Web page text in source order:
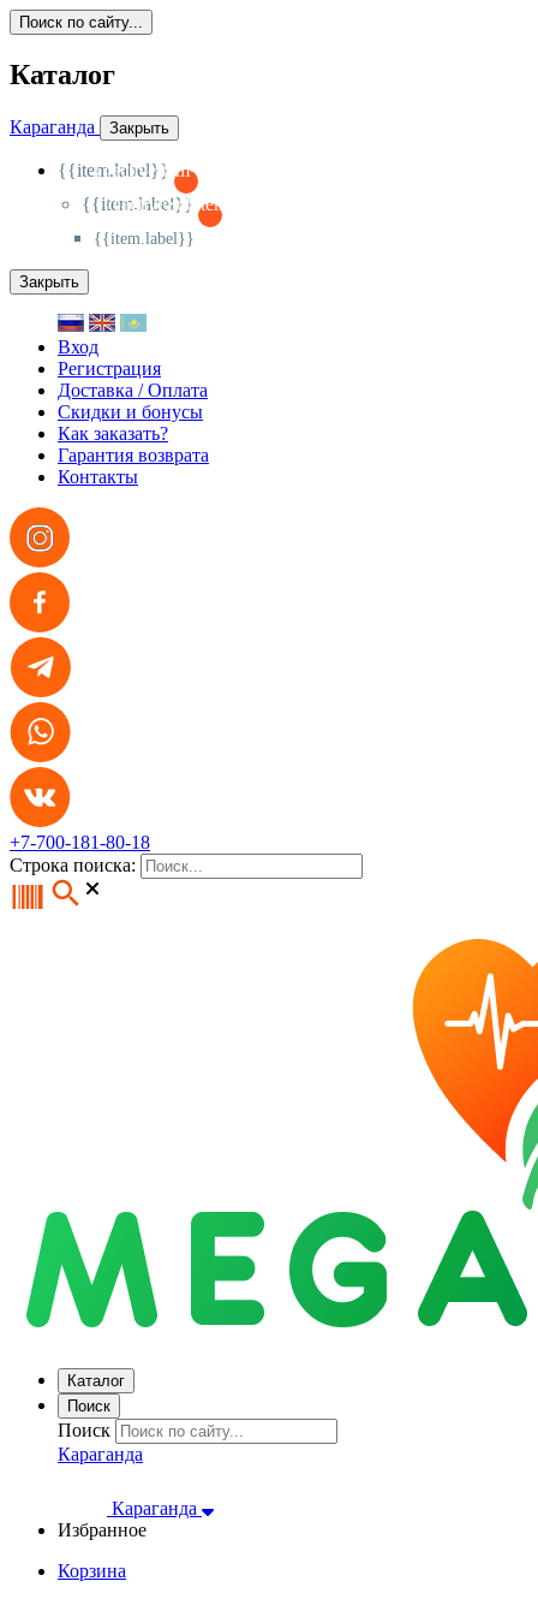
Поиск по сайту...
Каталог
Караганда Закрыть
{{item.label}}
{{activeItem==item.id?'-
{{item.label}}
{{activeSubitem==item.id?'-
{{item.label}}
Закрыть
Вход
Регистрация
Доставка / Оплата
Скидки и бонусы
Как заказать?
Гарантия возврата
Контакты
+7-700-181-80-18
Строка поиска:
Каталог
Поиск
Поиск
Караганда
Караганда
Избранное
Корзина